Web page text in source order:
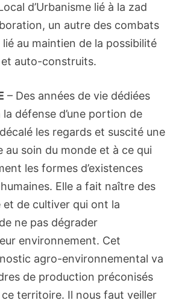
d’Urbanisme lié à la zad
un autre des combats
au maintien de la possibilité
auto-construits.
– Des années de vie dédiées
défense d’une portion de
les regards et suscité une
au soin du monde et à ce qui
les formes d’existences
Elle a fait naître des
et de cultiver qui ont la
ne pas dégrader
environnement. Cet
agro-environnemental va
de production préconisés
territoire. Il nous faut veiller